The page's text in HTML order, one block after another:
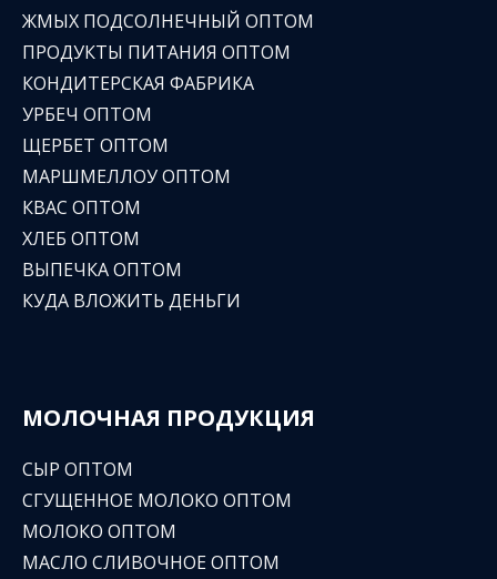
ЖМЫХ ПОДСОЛНЕЧНЫЙ ОПТОМ
ПРОДУКТЫ ПИТАНИЯ ОПТОМ
КОНДИТЕРСКАЯ ФАБРИКА
УРБЕЧ ОПТОМ
ЩЕРБЕТ ОПТОМ
МАРШМЕЛЛОУ ОПТОМ
КВАС ОПТОМ
ХЛЕБ ОПТОМ
ВЫПЕЧКА ОПТОМ
КУДА ВЛОЖИТЬ ДЕНЬГИ
МОЛОЧНАЯ ПРОДУКЦИЯ
СЫР ОПТОМ
СГУЩЕННОЕ МОЛОКО ОПТОМ
МОЛОКО ОПТОМ
МАСЛО СЛИВОЧНОЕ ОПТОМ